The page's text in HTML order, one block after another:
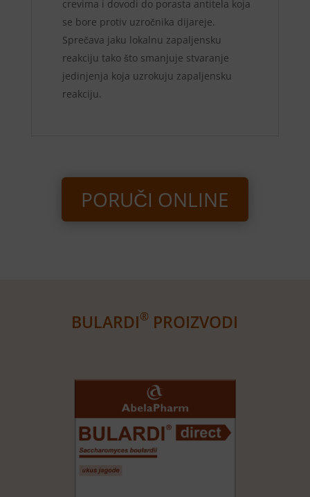
crevima i dovodi do porasta antitela koja
se bore protiv uzročnika dijareje.
Sprečava jaku lokalnu zapaljensku
reakciju tako što smanjuje stvaranje
jedinjenja koja uzrokuju zapaljensku
reakciju.
PORUČI ONLINE
BULARDI® PROIZVODI